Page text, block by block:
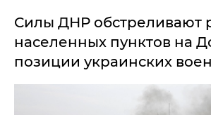
Силы ДНР обстреливают
населенных пунктов на
позиции украинских